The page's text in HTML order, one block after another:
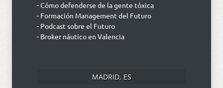
- Cómo defenderse de la gente tóxica
- Formación Management del Futuro
- Podcast sobre el Futuro
- Broker náutico en Valencia
MADRID, ES